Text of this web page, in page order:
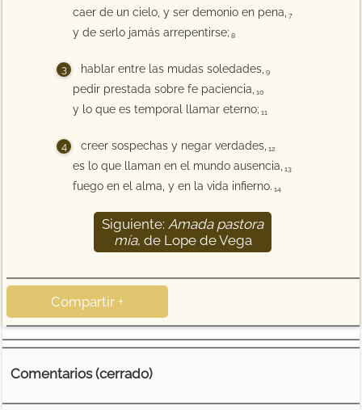
caer de un cielo, y ser demonio en pena, 7
y de serlo jamás arrepentirse; 8
hablar entre las mudas soledades, 9
pedir prestada sobre fe paciencia, 10
y lo que es temporal llamar eterno; 11
creer sospechas y negar verdades, 12
es lo que llaman en el mundo ausencia, 13
fuego en el alma, y en la vida infierno. 14
Siguiente:Amada pastora
mía, de Lope de Vega
Compartir +
Comentarios (cerrado)